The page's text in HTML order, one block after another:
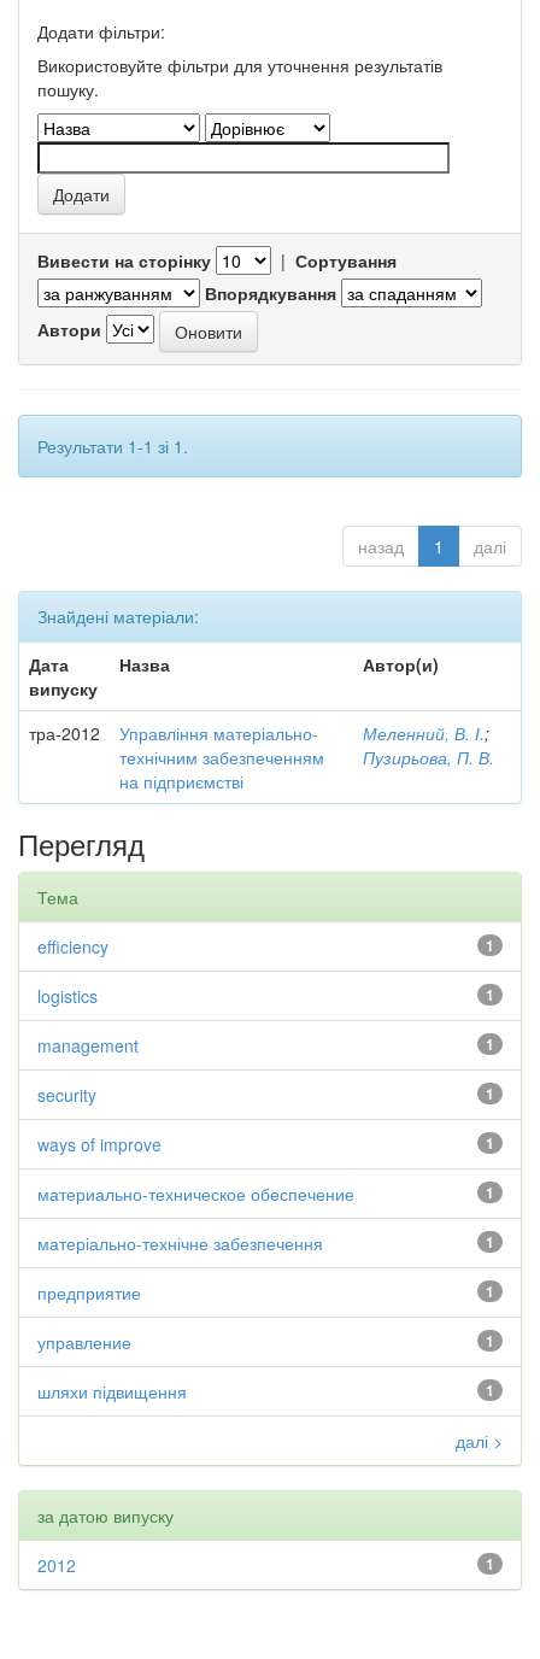
Додати фільтри:
Використовуйте фільтри для уточнення результатів
пошуку.
Вивести на сторінку | Сортування
Впорядкування
Автори
Результати 1-1 зі 1.
назад 1 далі
Знайдені матеріали:
Дата
випуску
Назва Автор(и)
тра-2012
Управління матеріально-
технічним забезпеченням
на підприємстві
Меленний, В. І.;
Пузирьова, П. В.
Перегляд
Тема
1
efficiency
1
logistics
1
management
1
security
1
ways of improve
1
материально-техническое обеспечение
1
матеріально-технічне забезпечення
1
предприятие
1
управление
1
шляхи підвищення
далі >
за датою випуску
1
2012